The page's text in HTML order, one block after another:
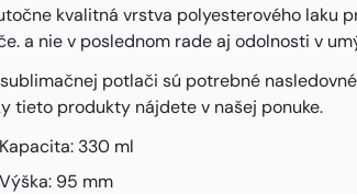
kvalitná vrstva polyesterového laku
a nie v poslednom rade aj odolnosti v
potlači sú potrebné
tieto produkty nájdete v našej ponuke.
Kapacita: 330 ml
Výška: 95 mm